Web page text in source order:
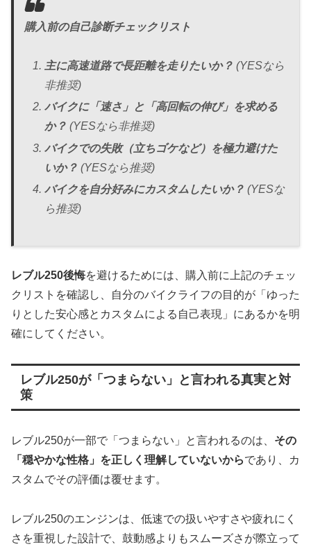
購入前の自己診断チェックリスト
主に高速道路で長距離を走りたいか？ (YESなら
非推奨)
バイクに「速さ」と「高回転の伸び」を求める
か？ (YESなら非推奨)
バイクでの失敗（立ちゴケなど）を極力避けた
いか？ (YESなら推奨)
バイクを自分好みにカスタムしたいか？ (YESな
ら推奨)
レブル250後悔を避けるためには、購入前に上記のチェッ
クリストを確認し、自分のバイクライフの目的が「ゆった
りとした安心感とカスタムによる自己表現」にあるかを明
確にしてください。
レブル250が「つまらない」と言われる真実と対
策
レブル250が一部で「つまらない」と言われるのは、 その
「穏やかな性格」を正しく理解していないからであり、カ
スタムでその評価は覆せます。
レブル250のエンジンは、低速での扱いやすさや疲れにく
さを重視した設計で、鼓動感よりもスムーズさが際立って